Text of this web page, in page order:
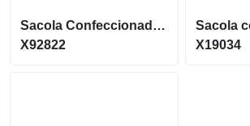
Sacola Confeccionada em 100% Algodão Canvas X92822
X92822
X19034